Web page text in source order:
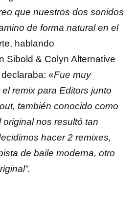
que nuestros dos sonidos
de forma natural en el
hablando
Sibold & Colyn Alternative
«Fue muy
remix para Editors junto
también conocido como
original nos resultó tan
hacer 2 remixes,
de baile moderna, otro